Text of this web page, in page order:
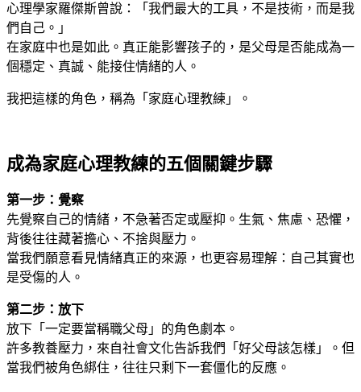
心理學家羅傑斯曾說：「我們最大的工具，不是技術，而是我
們自己。」
在家庭中也是如此。真正能影響孩子的，是父母是否能成為一
個穩定、真誠、能接住情緒的人。
我把這樣的角色，稱為「家庭心理教練」。
成為家庭心理教練的五個關鍵步驟
第一步：覺察
先覺察自己的情緒，不急著否定或壓抑。生氣、焦慮、恐懼，
背後往往藏著擔心、不捨與壓力。
當我們願意看見情緒真正的來源，也更容易理解：自己其實也
是受傷的人。
第二步：放下
放下「一定要當稱職父母」的角色劇本。
許多教養壓力，來自社會文化告訴我們「好父母該怎樣」。但
當我們被角色綁住，往往只剩下一套僵化的反應。